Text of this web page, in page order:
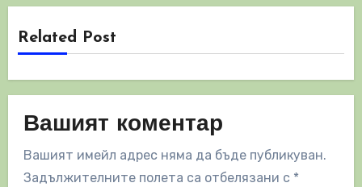
Related Post
Вашият коментар
Вашият имейл адрес няма да бъде публикуван.
Задължителните полета са отбелязани с *